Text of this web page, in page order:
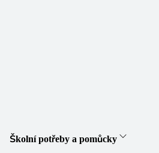
Školní potřeby a pomůcky